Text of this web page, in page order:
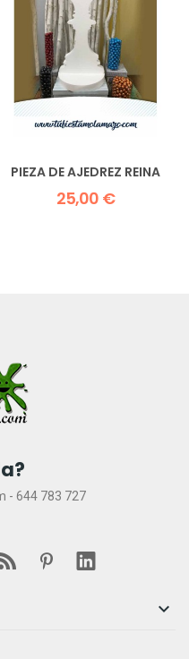
PIEZA DE AJEDREZ REINA
25,00 €
- 644 783 727
